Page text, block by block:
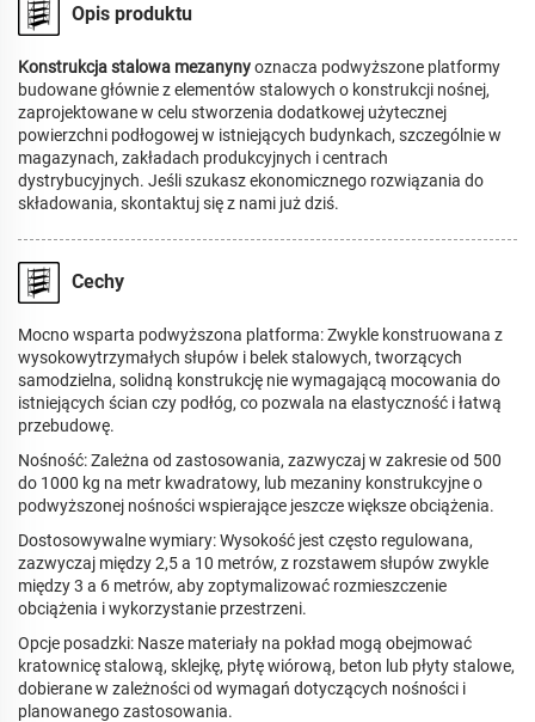
Opis produktu
Konstrukcja stalowa mezanynyoznacza podwyższone platformy
budowane głównie z elementów stalowych o konstrukcji nośnej,
zaprojektowane w celu stworzenia dodatkowej użytecznej
powierzchni podłogowej w istniejących budynkach, szczególnie w
magazynach, zakładach produkcyjnych i centrach
dystrybucyjnych. Jeśli szukasz ekonomicznego rozwiązania do
składowania, skontaktuj się z nami już dziś.
Cechy
Mocno wsparta podwyższona platforma: Zwykle konstruowana z
wysokowytrzymałych słupów i belek stalowych, tworzących
samodzielna, solidną konstrukcję nie wymagającą mocowania do
istniejących ścian czy podłóg, co pozwala na elastyczność i łatwą
przebudowę.
Nośność: Zależna od zastosowania, zazwyczaj w zakresie od 500
do 1000 kg na metr kwadratowy, lub mezaniny konstrukcyjne o
podwyższonej nośności wspierające jeszcze większe obciążenia.
Dostosowywalne wymiary: Wysokość jest często regulowana,
zazwyczaj między 2,5 a 10 metrów, z rozstawem słupów zwykle
między 3 a 6 metrów, aby zoptymalizować rozmieszczenie
obciążenia i wykorzystanie przestrzeni.
Opcje posadzki: Nasze materiały na pokład mogą obejmować
kratownicę stalową, sklejkę, płytę wiórową, beton lub płyty stalowe,
dobierane w zależności od wymagań dotyczących nośności i
planowanego zastosowania.